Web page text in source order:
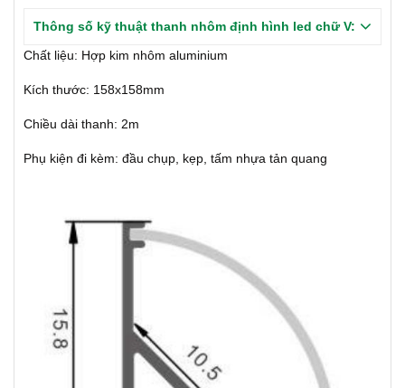
Thông số kỹ thuật thanh nhôm định hình led chữ V:
Chất liệu: Hợp kim nhôm aluminium
Kích thước: 158x158mm
Chiều dài thanh: 2m
Phụ kiện đi kèm: đầu chụp, kẹp, tấm nhựa tản quang